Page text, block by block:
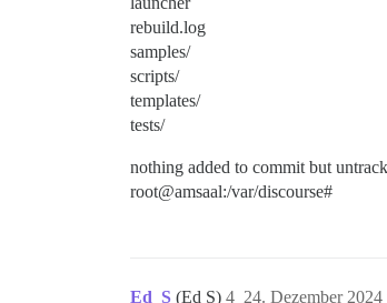
rebuild.log
samples/
scripts/
templates/
tests/
nothing added to commit but
root@amsaal:/var/discourse#
Ed_S (Ed S) 24. Dezember
4